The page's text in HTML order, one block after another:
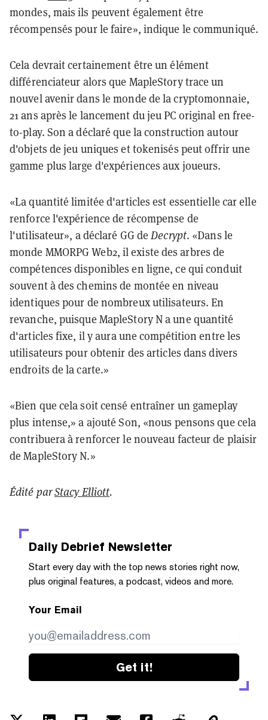
mondes, mais ils peuvent également être
récompensés pour le faire», indique le communiqué.
Cela devrait certainement être un élément
différenciateur alors que MapleStory trace un
nouvel avenir dans le monde de la cryptomonnaie,
21 ans après le lancement du jeu PC original en free-
to-play. Son a déclaré que la construction autour
d'objets de jeu uniques et tokenisés peut offrir une
gamme plus large d'expériences aux joueurs.
«La quantité limitée d'articles est essentielle car elle
renforce l'expérience de récompense de
l'utilisateur», a déclaré GG deDecrypt. «Dans le
monde MMORPG Web2, il existe des arbres de
compétences disponibles en ligne, ce qui conduit
souvent à des chemins de montée en niveau
identiques pour de nombreux utilisateurs. En
revanche, puisque MapleStory N a une quantité
d'articles fixe, il y aura une compétition entre les
utilisateurs pour obtenir des articles dans divers
endroits de la carte.»
«Bien que cela soit censé entraîner un gameplay
plus intense,» a ajouté Son, «nous pensons que cela
contribuera à renforcer le nouveau facteur de plaisir
de MapleStory N.»
Édité parStacy Elliott.
Daily Debrief Newsletter
Start every day with the top news stories right now,
plus original features, a podcast, videos and more.
Your Email
Get it!